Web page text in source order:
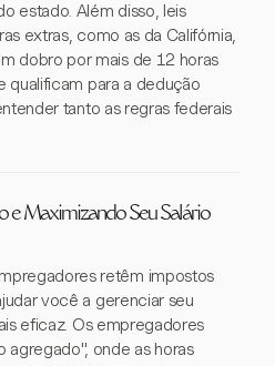
estado. Além disso, leis
extras, como as da Califórnia,
dobro por mais de 12 horas
qualificam para a dedução
tanto as regras federais
e Maximizando Seu Salário
retêm impostos
você a gerenciar seu
eficaz. Os empregadores
agregado", onde as horas